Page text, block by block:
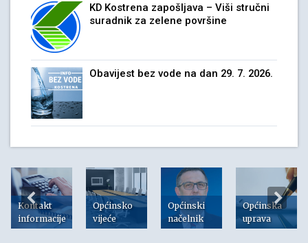
KD Kostrena zapošljava – Viši stručni
suradnik za zelene površine
Obavijest bez vode na dan 29. 7. 2026.
Kontakt
informacije
Općinsko
vijeće
Općinski
načelnik
Općinska
uprava